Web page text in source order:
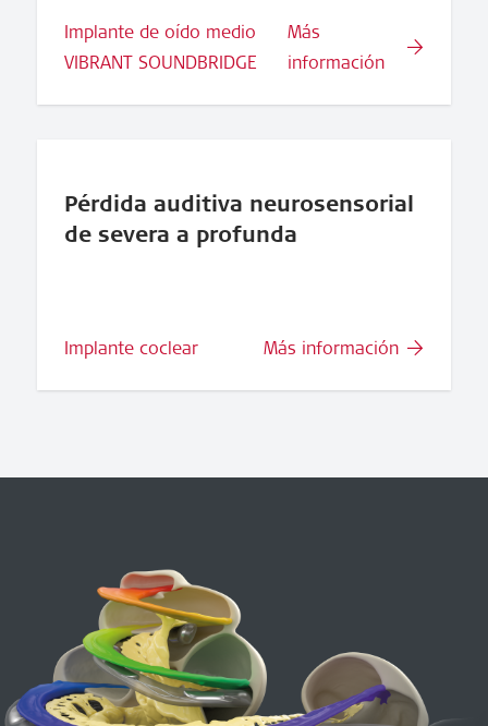
Implante de oído medio
VIBRANT SOUNDBRIDGE
Más
información
Pérdida auditiva neurosensorial
de severa a profunda
Implante coclear Más información